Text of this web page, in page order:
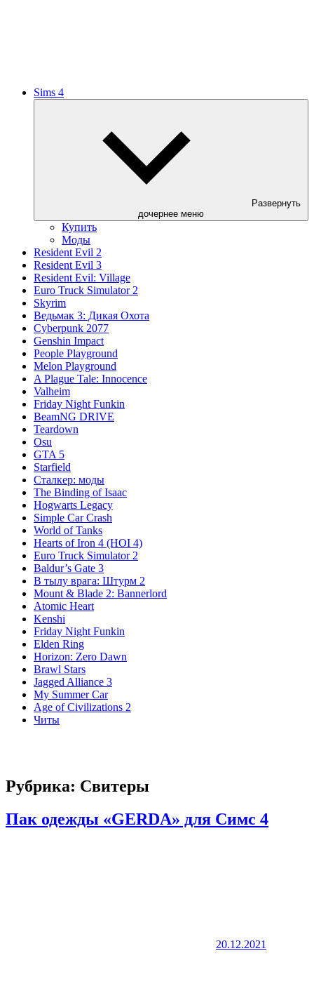
Sims 4
Развернуть
дочернее меню
Купить
Моды
Resident Evil 2
Resident Evil 3
Resident Evil: Village
Euro Truck Simulator 2
Skyrim
Ведьмак 3: Дикая Охота
Cyberpunk 2077
Genshin Impact
People Playground
Melon Playground
A Plague Tale: Innocence
Valheim
Friday Night Funkin
BeamNG DRIVE
Teardown
Osu
GTA 5
Starfield
Сталкер: моды
The Binding of Isaac
Hogwarts Legacy
Simple Car Crash
World of Tanks
Hearts of Iron 4 (HOI 4)
Euro Truck Simulator 2
Baldur’s Gate 3
В тылу врага: Штурм 2
Mount & Blade 2: Bannerlord
Atomic Heart
Kenshi
Friday Night Funkin
Elden Ring
Horizon: Zero Dawn
Brawl Stars
Jagged Alliance 3
My Summer Car
Age of Civilizations 2
Читы
Рубрика: Свитеры
Пак одежды «GERDA» для Симс 4
20.12.2021